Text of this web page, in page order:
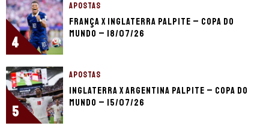
4
APOSTAS
França x Inglaterra palpite – Copa do
Mundo – 18/07/26
5
APOSTAS
Inglaterra x Argentina palpite – Copa do
Mundo – 15/07/26